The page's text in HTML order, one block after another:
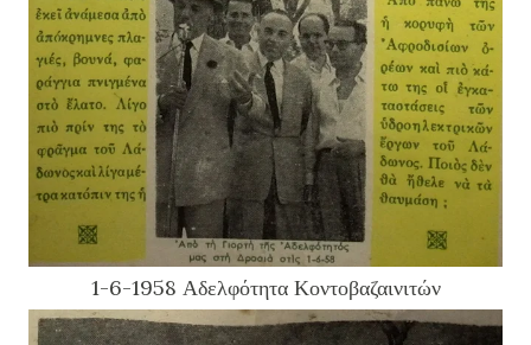
1-6-1958 Αδελφότητα Κοντοβαζαινιτών